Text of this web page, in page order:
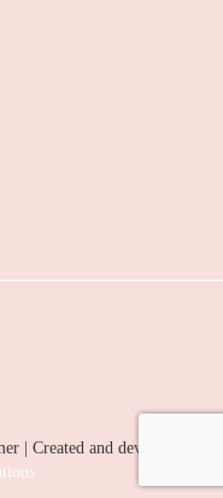
| Created and developed